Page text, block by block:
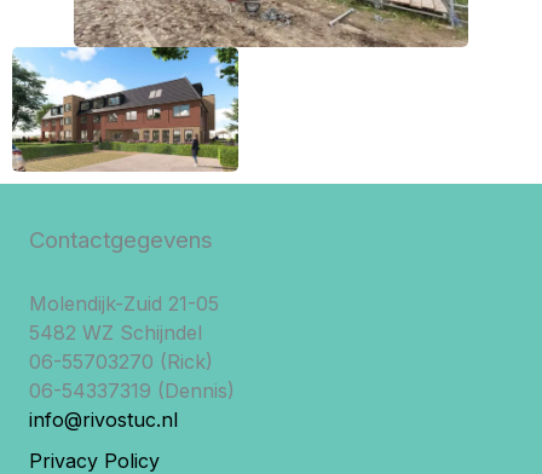
Contactgegevens
Molendijk-Zuid 21-05
5482 WZ Schijndel
06-55703270 (Rick)
06-54337319 (Dennis)
info@rivostuc.nl
Privacy Policy